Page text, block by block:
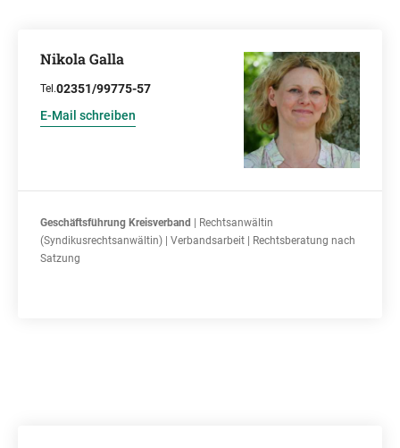
Nikola Galla
Tel.02351/99775-57
E-Mail schreiben
Geschäftsführung Kreisverband
| Rechtsanwältin
(Syndikusrechtsanwältin) | Verbandsarbeit | Rechtsberatung nach
Satzung